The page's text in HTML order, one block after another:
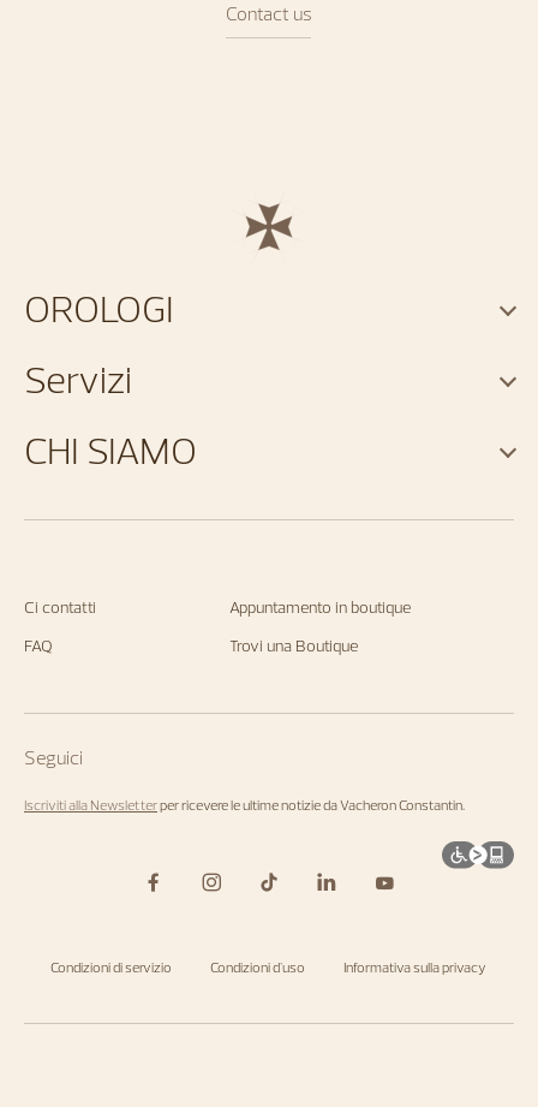
Contact us
Ci contatti
Appuntamento in boutique
FAQ
Trovi una Boutique
Seguici
Iscriviti alla Newsletterper ricevere le ultime notizie da Vacheron Constantin.
OROLOGI
Servizi
CHI SIAMO
Condizioni di servizio Condizioni d'uso Informativa sulla privacy